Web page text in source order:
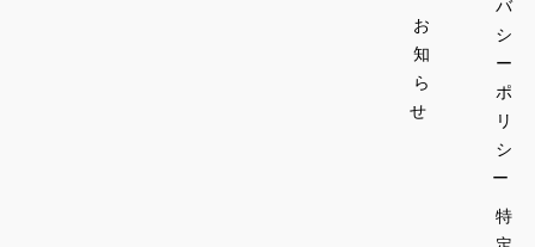
お
知
ら
せ
バ
シ
ー
ポ
リ
シ
ー
特